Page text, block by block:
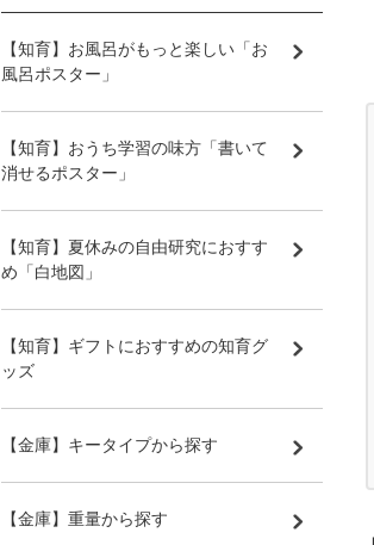
【知育】お風呂がもっと楽しい「お
風呂ポスター」
【知育】おうち学習の味方「書いて
消せるポスター」
【知育】夏休みの自由研究におすす
め「白地図」
【知育】ギフトにおすすめの知育グ
ッズ
【金庫】キータイプから探す
【金庫】重量から探す